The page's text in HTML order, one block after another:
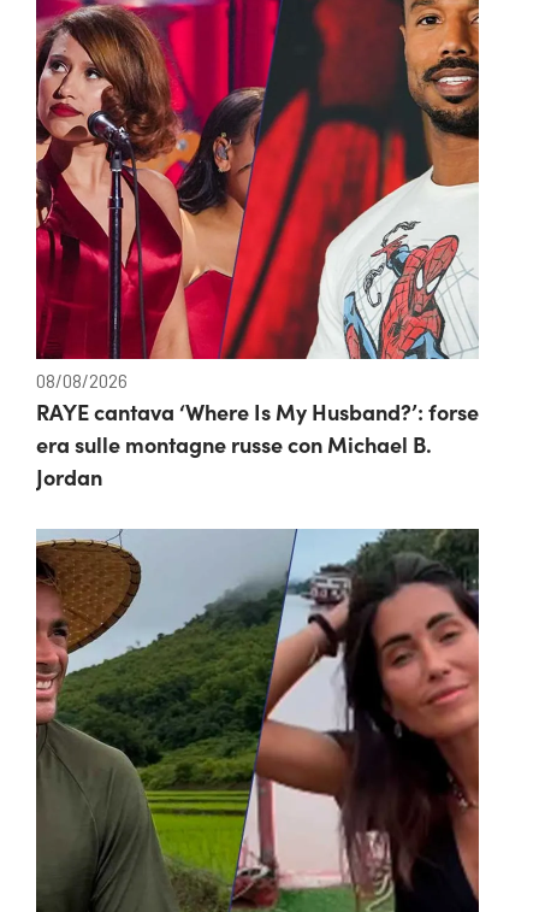
08/08/2026
RAYE cantava ‘Where Is My Husband?’: forse
era sulle montagne russe con Michael B.
Jordan